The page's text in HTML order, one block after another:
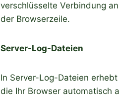
verschlüsselte Verbindung
der Browserzeile.
Server-Log-Dateien
In Server-Log-Dateien
die Ihr Browser automatisch